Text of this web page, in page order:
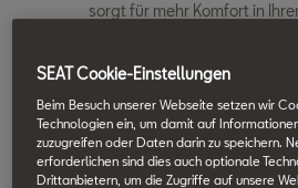
sorgt für mehr Komfort in
und Vorteile
SEAT Cookie-Einstellungen
Beim Besuch unserer Webseite setzen wir
Technologien ein, um damit auf
zuzugreifen oder Daten darin zu speichern.
erforderlichen sind dies auch optionale
Drittanbietern, um die Zugriffe auf unsere